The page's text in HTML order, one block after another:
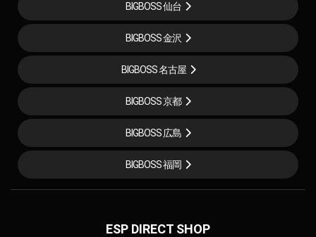
BIGBOSS 仙台
BIGBOSS 金沢
BIGBOSS 名古屋
BIGBOSS 京都
BIGBOSS 広島
BIGBOSS 福岡
ESP DIRECT SHOP